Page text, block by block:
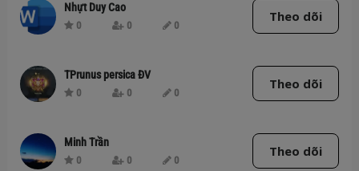
Nhựt Duy Cao
0 0 0
Theo dõi
TPrunus persica ĐV
0 0 0
Theo dõi
Minh Trần
0 0 0
Theo dõi